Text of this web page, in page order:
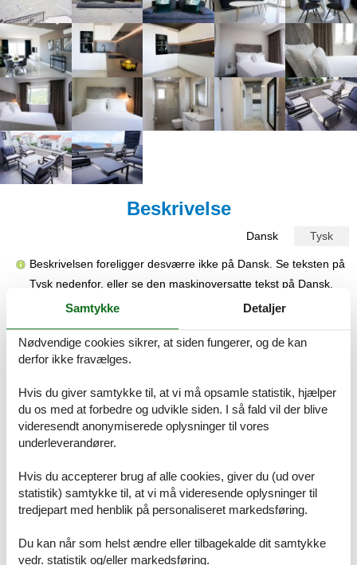
Beskrivelse
Dansk Tysk
Beskrivelsen foreligger desværre ikke på Dansk. Se teksten på
Tysk nedenfor, eller se den maskinoversatte tekst på Dansk
Ferienwohnungen am Meer Tucepi, Makarska - 19548, 2-
Makarska A-19548-c
Die Unterkunft 19548 in Tucepi auf der Makarska Riviera in
Mitteldalmatien bietet Platz für bis zu 14 Personen in drei separaten
Apartments. Jedes Apartment ist mit Bettwäsche, Handtüchern,
Toilettenartikeln, einem Haartrockner, einem Bügeleisen, einem
Bügelbrett und einem Kinderbett ausgestattet. Für Gäste steht
kostenfreier privater Parkplatz zur Verfügung. Die Kommunikation
möglich. Die Lage der Unterkunft ist ideal für einen entspannten
Aufenthalt an der Küste. Sie erreichen das Meer und den
Kiesstrand in nur 150 Metern Entfernung. Das Zentrum von Tucepi
Die Unterkunft ist bequem mit dem Auto erreichbar. Entfernungen:
Meer 150 m, Kiesstrand 150 m, Ortszentrum 650 m.
Samtykke Detaljer
Nødvendige cookies sikrer, at siden fungerer, og de kan
derfor ikke fravælges.
Hvis du giver samtykke til, at vi må opsamle statistik, hjælper
du os med at forbedre og udvikle siden. I så fald vil der blive
videresendt anonymiserede oplysninger til vores
underleverandører.
Hvis du accepterer brug af alle cookies, giver du (ud over
statistik) samtykke til, at vi må videresende oplysninger til
tredjepart med henblik på personaliseret markedsføring.
Du kan når som helst ændre eller tilbagekalde dit samtykke
vedr. statistik og/eller markedsføring.